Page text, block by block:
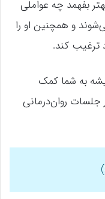
بفهمد چه عواملی
و همچنین او را
ترغیب کند.
به شما کمک
جلسات روان‌درمانی